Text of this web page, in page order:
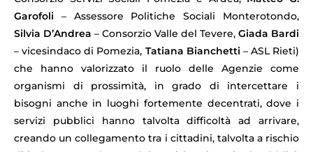
Garofoli – Assessore Politiche Sociali Monterotondo,
Silvia D’Andrea – Consorzio Valle del Tevere, Giada Bardi
– vicesindaco di Pomezia, Tatiana Bianchetti – ASL Rieti)
che hanno valorizzato il ruolo delle Agenzie come
organismi di prossimità, in grado di intercettare i
bisogni anche in luoghi fortemente decentrati, dove i
servizi pubblici hanno talvolta difficoltà ad arrivare,
creando un collegamento tra i cittadini, talvolta a rischio